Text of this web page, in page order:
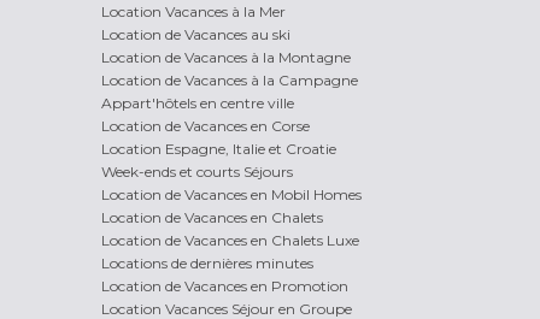
Location Vacances à la Mer
Location de Vacances au ski
Location de Vacances à la Montagne
Location de Vacances à la Campagne
Appart'hôtels en centre ville
Location de Vacances en Corse
Location Espagne, Italie et Croatie
Week-ends et courts Séjours
Location de Vacances en Mobil Homes
Location de Vacances en Chalets
Location de Vacances en Chalets Luxe
Locations de dernières minutes
Location de Vacances en Promotion
Location Vacances Séjour en Groupe